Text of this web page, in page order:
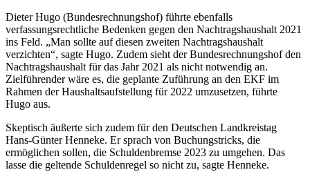
Dieter Hugo (Bundesrechnungshof) führte ebenfalls
verfassungsrechtliche Bedenken gegen den Nachtragshaushalt 2021
ins Feld. „Man sollte auf diesen zweiten Nachtragshaushalt
verzichten“, sagte Hugo. Zudem sieht der Bundesrechnungshof den
Nachtragshaushalt für das Jahr 2021 als nicht notwendig an.
Zielführender wäre es, die geplante Zuführung an den EKF im
Rahmen der Haushaltsaufstellung für 2022 umzusetzen, führte
Hugo aus.
Skeptisch äußerte sich zudem für den Deutschen Landkreistag
Hans-Günter Henneke. Er sprach von Buchungstricks, die
ermöglichen sollen, die Schuldenbremse 2023 zu umgehen. Das
lasse die geltende Schuldenregel so nicht zu, sagte Henneke.